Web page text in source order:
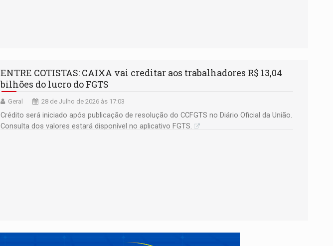
ENTRE COTISTAS: CAIXA vai creditar aos trabalhadores R$ 13,04
bilhões do lucro do FGTS
Geral 28 de Julho de 2026 às 17:03
Crédito será iniciado após publicação de resolução do CCFGTS no Diário Oficial da União.
Consulta dos valores estará disponível no aplicativo FGTS.